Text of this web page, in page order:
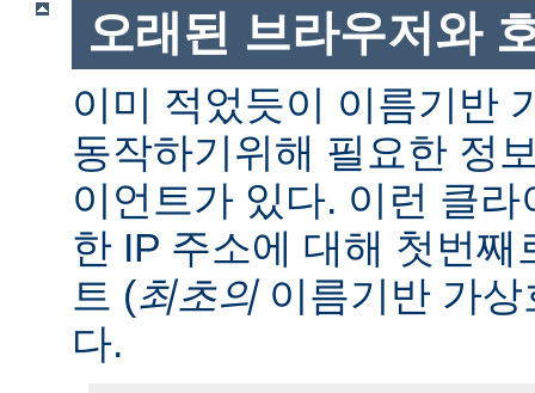
오래된 브라우저와
이미 적었듯이 이름기반
동작하기위해 필요한 정
이언트가 있다. 이런 클
한 IP 주소에 대해 첫번
트 (최초의이름기반 가상
다.